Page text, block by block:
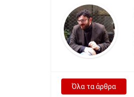
Όλα τα άρθρα